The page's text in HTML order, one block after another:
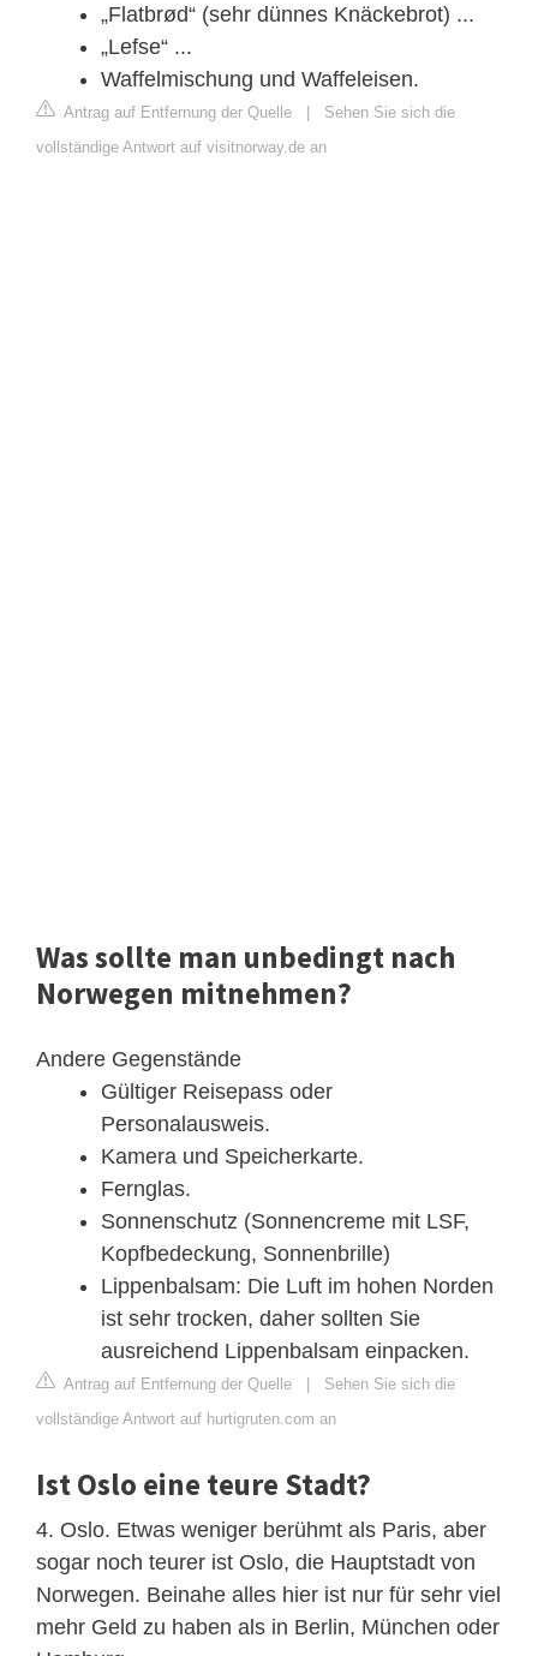
„Flatbrød“ (sehr dünnes Knäckebrot) ...
„Lefse“ ...
Waffelmischung und Waffeleisen.
Antrag auf Entfernung der Quelle | Sehen Sie sich die
vollständige Antwort auf visitnorway.de an
Was sollte man unbedingt nach
Norwegen mitnehmen?
Andere Gegenstände
Gültiger Reisepass oder
Personalausweis.
Kamera und Speicherkarte.
Fernglas.
Sonnenschutz (Sonnencreme mit LSF,
Kopfbedeckung, Sonnenbrille)
Lippenbalsam: Die Luft im hohen Norden
ist sehr trocken, daher sollten Sie
ausreichend Lippenbalsam einpacken.
Antrag auf Entfernung der Quelle | Sehen Sie sich die
vollständige Antwort auf hurtigruten.com an
Ist Oslo eine teure Stadt?
4. Oslo. Etwas weniger berühmt als Paris, aber
sogar noch teurer ist Oslo, die Hauptstadt von
Norwegen. Beinahe alles hier ist nur für sehr viel
mehr Geld zu haben als in Berlin, München oder